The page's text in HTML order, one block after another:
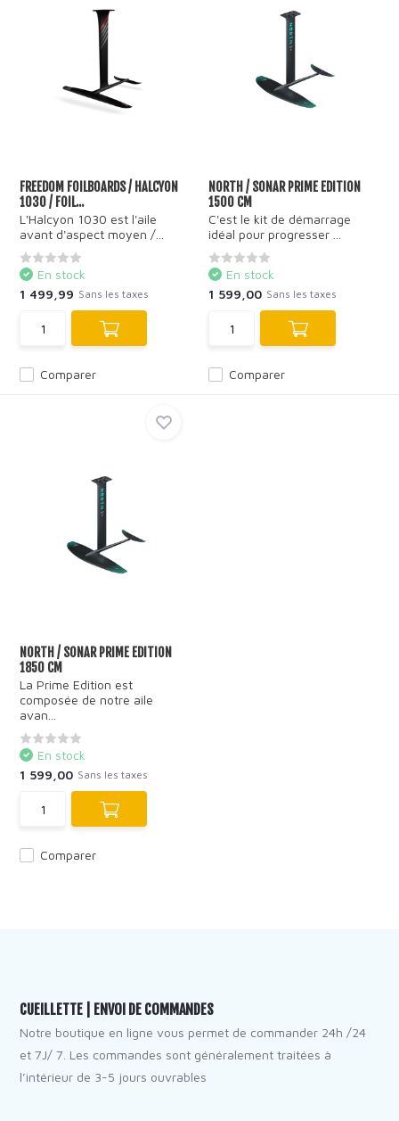
FREEDOM FOILBOARDS / HALCYON
1030 / FOIL...
L'Halcyon 1030 est l'aile
avant d'aspect moyen /...
Comparer
En stock
1 499,99 Sans les taxes
NORTH / SONAR PRIME EDITION
1500 CM
C'est le kit de démarrage
idéal pour progresser ...
Comparer
En stock
1 599,00 Sans les taxes
NORTH / SONAR PRIME EDITION
1850 CM
La Prime Edition est
composée de notre aile
avan...
Comparer
En stock
1 599,00 Sans les taxes
CUEILLETTE | ENVOI DE COMMANDES
Notre boutique en ligne vous permet de commander 24h /24
et 7J/ 7. Les commandes sont généralement traitées à
l’intérieur de 3-5 jours ouvrables